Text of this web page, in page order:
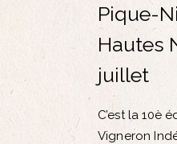
Pique-
Hautes
juillet
C’est la 10è
Vigneron